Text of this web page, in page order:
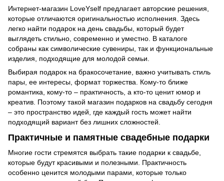
Интернет-магазин LoveYself предлагает авторские решения,
которые отличаются оригинальностью исполнения. Здесь
легко найти подарок на день свадьбы, который будет
выглядеть стильно, современно и уместно. В каталоге
собраны как символические сувениры, так и функциональные
изделия, подходящие для молодой семьи.
Выбирая подарок на бракосочетание, важно учитывать стиль
пары, ее интересы, формат торжества. Кому-то ближе
романтика, кому-то – практичность, а кто-то ценит юмор и
креатив. Поэтому такой магазин подарков на свадьбу сегодня
– это пространство идей, где каждый гость может найти
подходящий вариант без лишних сложностей.
Практичные и памятные свадебные подарки
Многие гости стремятся выбрать такие подарки к свадьбе,
которые будут красивыми и полезными. Практичность
особенно ценится молодыми парами, которые только